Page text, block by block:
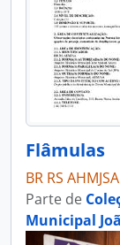
Flâmulas
BR RS
Parte de
Municipal